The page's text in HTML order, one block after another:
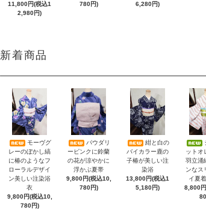
11,800円(税込1
2,980円)
780円)
6,280円)
新着商品
モーヴグ
レーのぼかし縞
に椿のようなフ
ローラルデザイ
ン美しい注染浴
衣
9,800円(税込10,
780円)
パウダリ
ーピンクに鈴蘭
の花が涼やかに
浮かぶ夏帯
9,800円(税込10,
780円)
紺と白の
バイカラー鹿の
子椿が美しい注
染浴
13,800円(税込1
5,180円)
ットオ
羽立涌
ンなス
イ夏
8,800